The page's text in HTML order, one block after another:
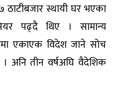
ठाटीबजार स्थायी घर भएका
पढ्दै थिए । सामान्य
एकाएक विदेश जाने सोच
। अनि तीन वर्षअघि वैदेशिक